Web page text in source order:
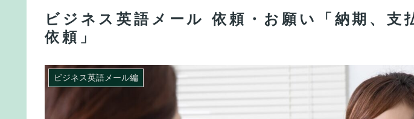
ビジネス英語メール 依頼・お願い「納期、支
依頼」
ビジネス英語メール編